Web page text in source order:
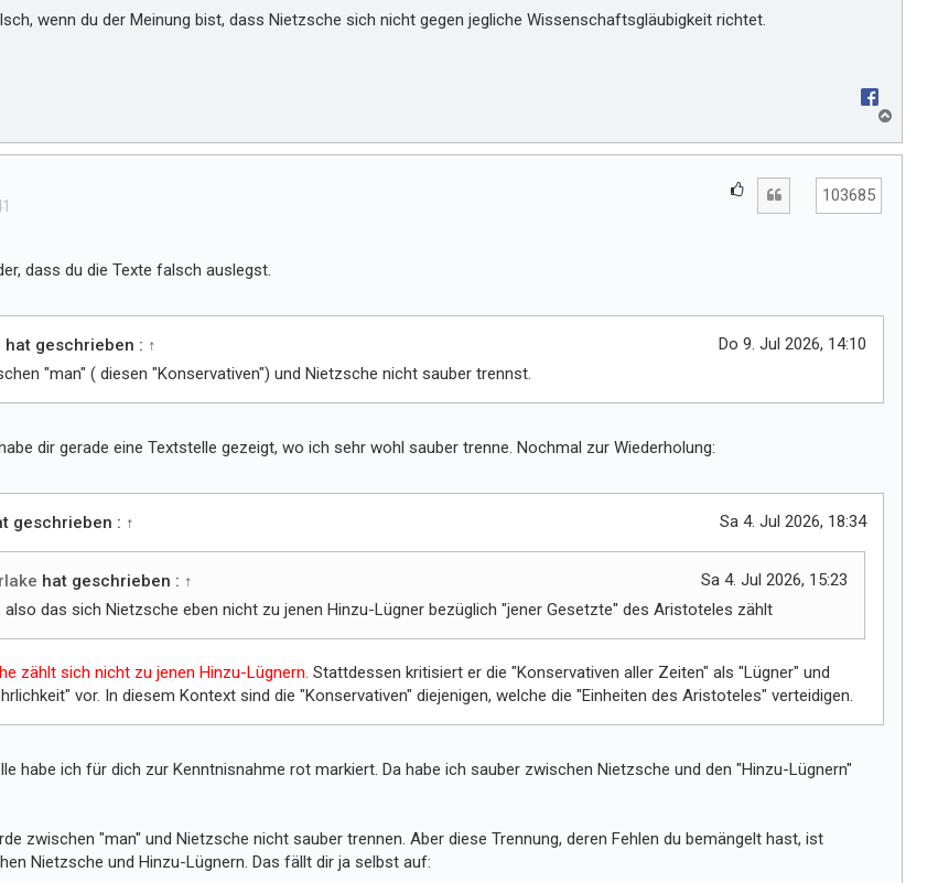
wenn du der Meinung bist, dass Nietzsche sich nicht gegen jegliche Wissenschaftsgläubigkeit richtet.
c
t
r
103685
dass du die Texte falsch auslegst.
hat geschrieben : ↑
Do 9. Jul 2026, 14:10
"man" ( diesen "Konservativen") und Nietzsche nicht sauber trennst.
dir gerade eine Textstelle gezeigt, wo ich sehr wohl sauber trenne. Nochmal zur Wiederholung:
geschrieben : ↑ Sa 4. Jul 2026, 18:34
hat geschrieben : ↑
Sa 4. Jul 2026, 15:23
also das sich Nietzsche eben nicht zu jenen Hinzu-Lügner bezüglich "jener Gesetzte" des Aristoteles zählt
zählt sich nicht zu jenen Hinzu-Lügnern. Stattdessen kritisiert er die "Konservativen aller Zeiten" als "Lügner" und
vor. In diesem Kontext sind die "Konservativen" diejenigen, welche die "Einheiten des Aristoteles" verteidigen.
habe ich für dich zur Kenntnisnahme rot markiert. Da habe ich sauber zwischen Nietzsche und den "Hinzu-Lügnern"
zwischen "man" und Nietzsche nicht sauber trennen. Aber diese Trennung, deren Fehlen du bemängelt hast, ist
Nietzsche und Hinzu-Lügnern. Das fällt dir ja selbst auf: